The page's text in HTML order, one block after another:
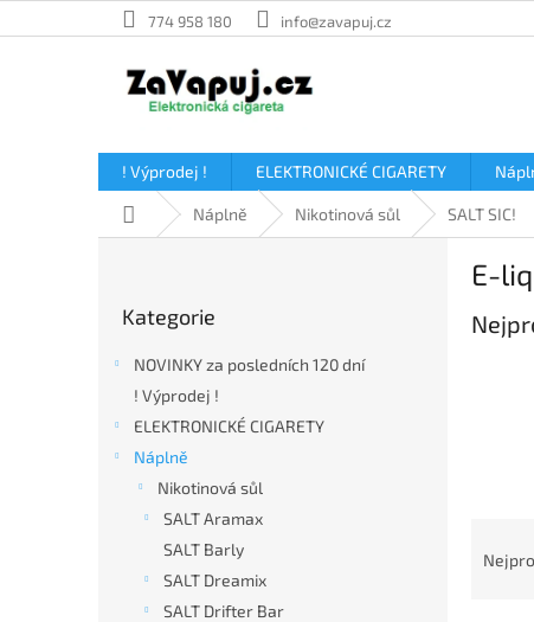
na
774 958 180 info@zavapuj.cz
! Výprodej ! ELEKTRONICKÉ CIGARETY
Domů Náplně Nikotinová sůl SALT SIC!
kategorie
Kategorie
NOVINKY za posledních 120 dní
! Výprodej !
ELEKTRONICKÉ CIGARETY
Náplně
Nikotinová sůl
SALT Aramax
SALT Barly
SALT Dreamix
SALT Drifter Bar
E-